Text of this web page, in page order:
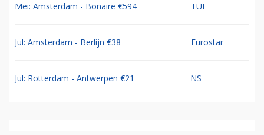
Mei: Amsterdam - Bonaire €594 TUI
Jul: Amsterdam - Berlijn €38 Eurostar
Jul: Rotterdam - Antwerpen €21 NS